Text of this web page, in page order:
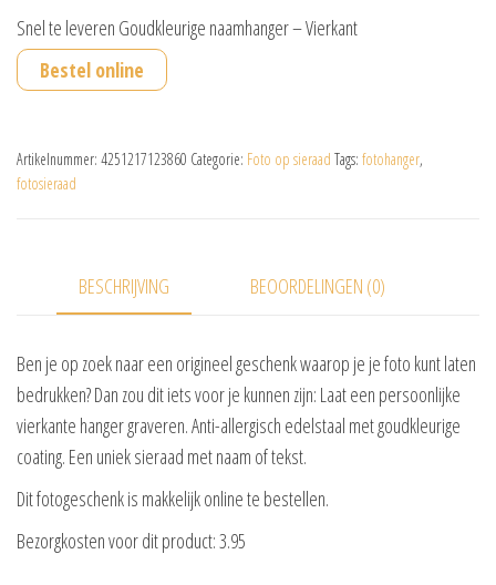
Snel te leveren Goudkleurige naamhanger – Vierkant
Bestel online
Artikelnummer: 4251217123860 Categorie: Foto op sieraad Tags: fotohanger,
fotosieraad
BESCHRIJVING BEOORDELINGEN (0)
Ben je op zoek naar een origineel geschenk waarop je je foto kunt laten
bedrukken? Dan zou dit iets voor je kunnen zijn: Laat een persoonlijke
vierkante hanger graveren. Anti-allergisch edelstaal met goudkleurige
coating. Een uniek sieraad met naam of tekst.
Dit fotogeschenk is makkelijk online te bestellen.
Bezorgkosten voor dit product: 3.95